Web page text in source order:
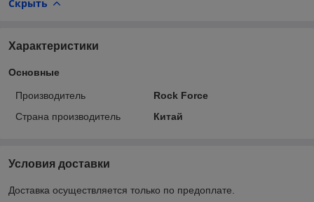
Скрыть
Характеристики
Основные
Производитель
Rock Force
Страна производитель
Китай
Условия доставки
Доставка осуществляется только по предоплате.